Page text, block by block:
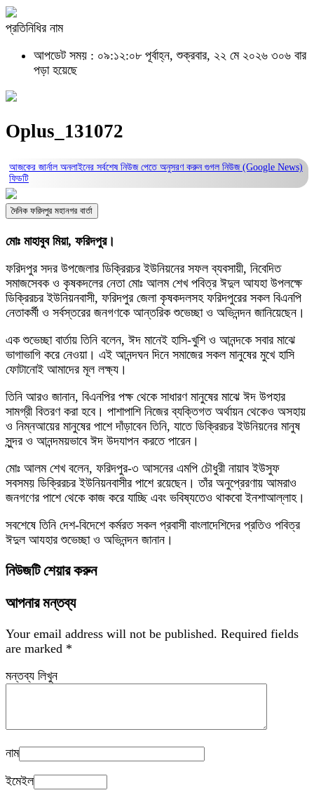
প্রতিনিধির নাম
আপডেট সময় : ০৯:১২:০৮ পূর্বাহ্ন, শুক্রবার, ২২ মে ২০২৬ ৩০৬ বার
পড়া হয়েছে
Oplus_131072
আজকের জার্নাল অনলাইনের সর্বশেষ নিউজ পেতে অনুসরণ করুন গুগল নিউজ (Google News)
ফিডটি
দৈনিক ফরিদপুর মহানগর বার্তা
মোঃ মাহাবুব মিয়া, ফরিদপুর।
ফরিদপুর সদর উপজেলার ডিক্রিরচর ইউনিয়নের সফল ব্যবসায়ী, নিবেদিত
সমাজসেবক ও কৃষকদলের নেতা মোঃ আলম শেখ পবিত্র ঈদুল আযহা উপলক্ষে
ডিক্রিরচর ইউনিয়নবাসী, ফরিদপুর জেলা কৃষকদলসহ ফরিদপুরের সকল বিএনপি
নেতাকর্মী ও সর্বস্তরের জনগণকে আন্তরিক শুভেচ্ছা ও অভিনন্দন জানিয়েছেন।
এক শুভেচ্ছা বার্তায় তিনি বলেন, ঈদ মানেই হাসি-খুশি ও আনন্দকে সবার মাঝে
ভাগাভাগি করে নেওয়া। এই আনন্দঘন দিনে সমাজের সকল মানুষের মুখে হাসি
ফোটানোই আমাদের মূল লক্ষ্য।
তিনি আরও জানান, বিএনপির পক্ষ থেকে সাধারণ মানুষের মাঝে ঈদ উপহার
সামগ্রী বিতরণ করা হবে। পাশাপাশি নিজের ব্যক্তিগত অর্থায়ন থেকেও অসহায়
ও নিম্নআয়ের মানুষের পাশে দাঁড়াবেন তিনি, যাতে ডিক্রিরচর ইউনিয়নের মানুষ
সুন্দর ও আনন্দময়ভাবে ঈদ উদযাপন করতে পারেন।
মোঃ আলম শেখ বলেন, ফরিদপুর-৩ আসনের এমপি চৌধুরী নায়াব ইউসুফ
সবসময় ডিক্রিরচর ইউনিয়নবাসীর পাশে রয়েছেন। তাঁর অনুপ্রেরণায় আমরাও
জনগণের পাশে থেকে কাজ করে যাচ্ছি এবং ভবিষ্যতেও থাকবো ইনশাআল্লাহ।
সবশেষে তিনি দেশ-বিদেশে কর্মরত সকল প্রবাসী বাংলাদেশিদের প্রতিও পবিত্র
ঈদুল আযহার শুভেচ্ছা ও অভিনন্দন জানান।
নিউজটি শেয়ার করুন
আপনার মন্তব্য
Your email address will not be published. Required fields
are marked *
মন্তব্য লিখুন
নাম
ইমেইল